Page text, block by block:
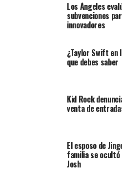
Los Ángeles
subvenciones
innovadores
¿Taylor Swift en
que debes saber
Kid Rock
venta de
El esposo de
familia se ocultó
Josh